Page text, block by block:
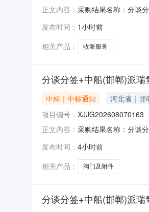
正文内容： 采购结果名称：分谈
述规格型号计量单位
话：0310
发布时间： 1小时前
相关产品：
收派服务
分谈分签+中船(邯郸)派
中标｜中标通知
河北省｜邯
项目编号： XJJG202608070163
正文内容： 采购结果名称：分谈
格型号计量单位采购
718470
发布时间： 4小时前
相关产品：
阀门及附件
分谈分签+中船(邯郸)派